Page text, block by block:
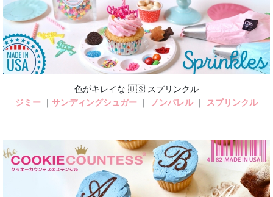
ファッション
キッチン＆フード
LOVE
ジンジャーマン＆ピープル
植物
色がキレイな 🇺🇸 スプリンクル
ジミー ｜ サンディングシュガー ｜ ノンパレル｜ スプリンクル